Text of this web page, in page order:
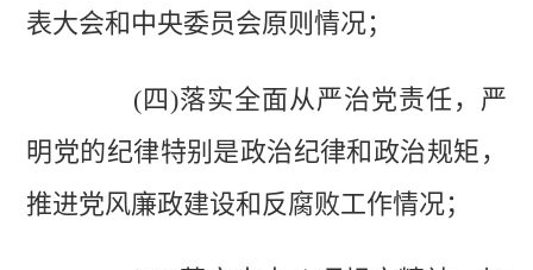
表大会和中央委员会原则情况；
(四)落实全面从严治党责任，严
明党的纪律特别是政治纪律和政治规矩，
推进党风廉政建设和反腐败工作情况；